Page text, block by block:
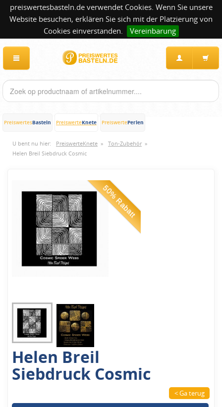
preiswertesbasteln.de verwendet Cookies. Wenn Sie unsere
Website besuchen, erklären Sie sich mit der Platzierung von
Cookies einverstanden.
Vereinbarung
PreiswertesBasteln PreiswerteKnete PreiswertePerlen
U bent nu hier: PreiswerteKnete » Ton-Zubehör»
Helen Breil Siebdruck Cosmic
50% Rabatt
Helen Breil
Siebdruck Cosmic
< Ga terug